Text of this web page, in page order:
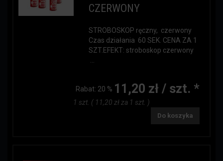
CZERWONY
STROBOSKOP ręczny, czerwony
Czas działania 60 SEK. CENA ZA 1
SZT.EFEKT: stroboskop czerwony
Rabat: 20 % 11,20 zł / szt. *
1 szt. ( 11,20 zł za 1 szt. )
Do koszyka